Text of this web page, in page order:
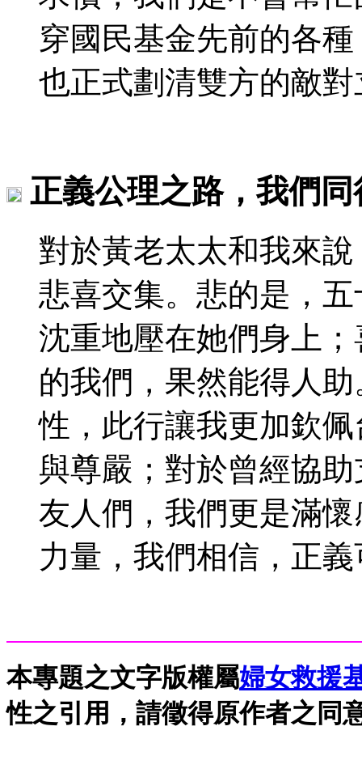
穿國民基金先前的各
也正式劃清雙方的敵
正義公理之路，我們同
對於黃老太太和我來
悲喜交集。悲的是，
沈重地壓在她們身上
的我們，果然能得人
性，此行讓我更加欽
與尊嚴；對於曾經協
友人們，我們更是滿
力量，我們相信，正
本專題之文字版權屬婦女救援
性之引用，請徵得原作者之同